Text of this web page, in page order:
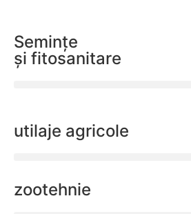
Semințe
și fitosanitare
utilaje agricole
zootehnie